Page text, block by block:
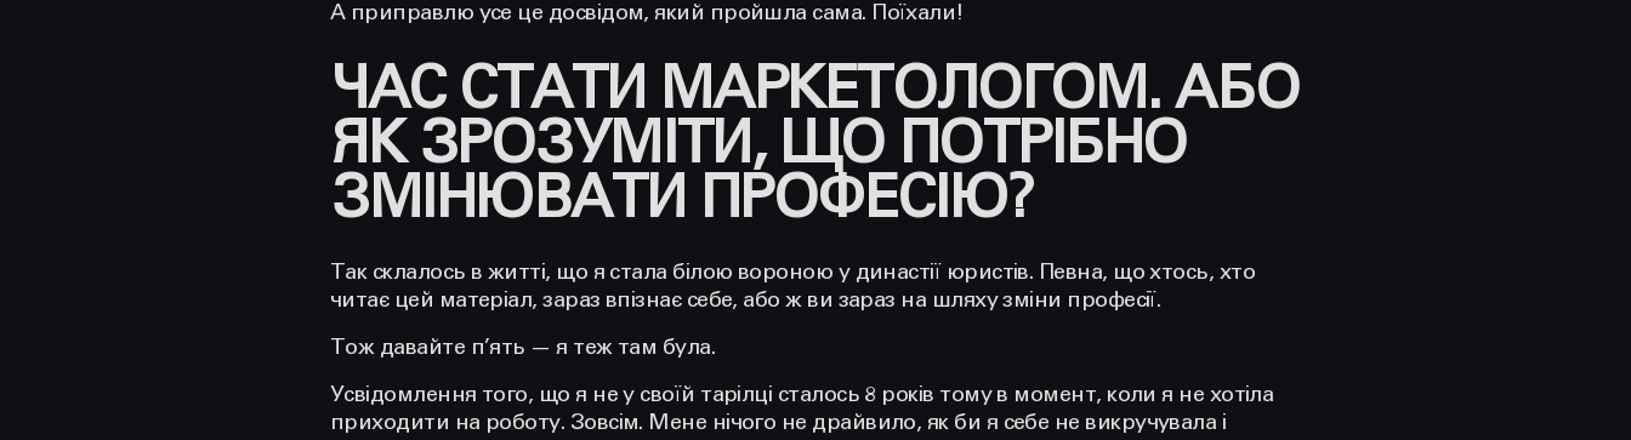
А приправлю усе це досвідом, який пройшла сама. Поїхали!
ЧАС СТАТИ МАРКЕТОЛОГОМ. АБО
ЯК ЗРОЗУМІТИ, ЩО ПОТРІБНО
ЗМІНЮВАТИ ПРОФЕСІЮ?
‍Так склалось в житті, що я стала білою вороною у династії юристів. Певна, що хтось, хто
читає цей матеріал, зараз впізнає себе, або ж ви зараз на шляху зміни професії.
Тож давайте п’ять — я теж там була.
Усвідомлення того, що я не у своїй тарілці сталось 8 років тому в момент, коли я не хотіла
приходити на роботу. Зовсім. Мене нічого не драйвило, як би я себе не викручувала і